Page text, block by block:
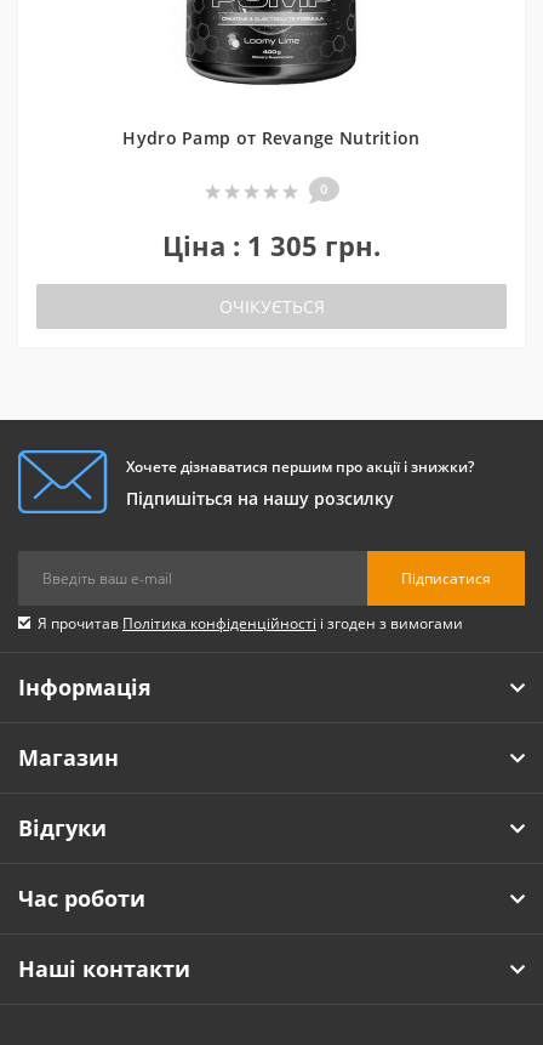
Hydro Pamp от Revange Nutrition
0
Ціна : 1 305 грн.
ОЧІКУЄТЬСЯ
Хочете дізнаватися першим про акції і знижки?
Підпишіться на нашу розсилку
Підписатися
Я прочитав Політика конфіденційності і згоден з вимогами
Інформація
Магазин
Відгуки
Час роботи
Наші контакти